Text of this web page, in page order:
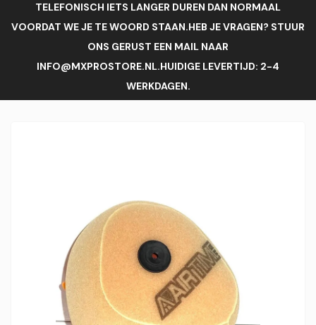
TELEFONISCH IETS LANGER DUREN DAN NORMAAL
VOORDAT WE JE TE WOORD STAAN.HEB JE VRAGEN? STUUR
ONS GERUST EEN MAIL NAAR
INFO@MXPROSTORE.NL.HUIDIGE LEVERTIJD: 2-4
WERKDAGEN.